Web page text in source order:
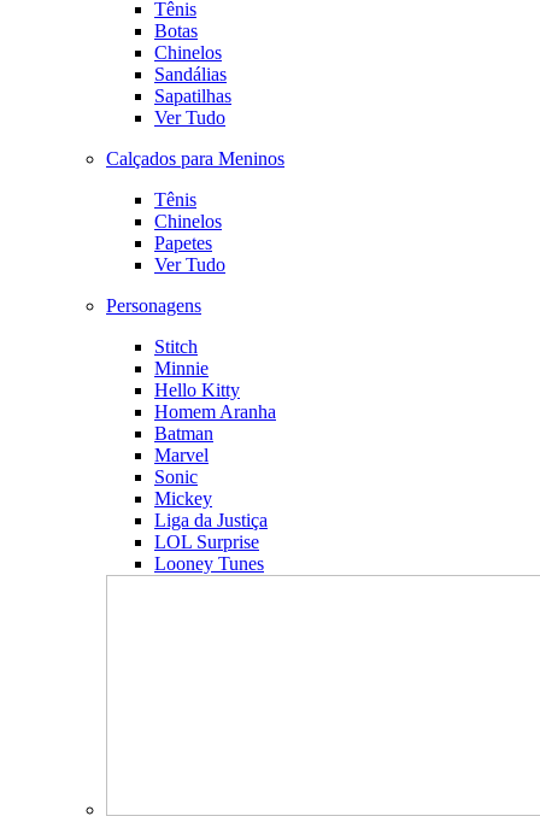
Tênis
Botas
Chinelos
Sandálias
Sapatilhas
Ver Tudo
Calçados para Meninos
Tênis
Chinelos
Papetes
Ver Tudo
Personagens
Stitch
Minnie
Hello Kitty
Homem Aranha
Batman
Marvel
Sonic
Mickey
Liga da Justiça
LOL Surprise
Looney Tunes